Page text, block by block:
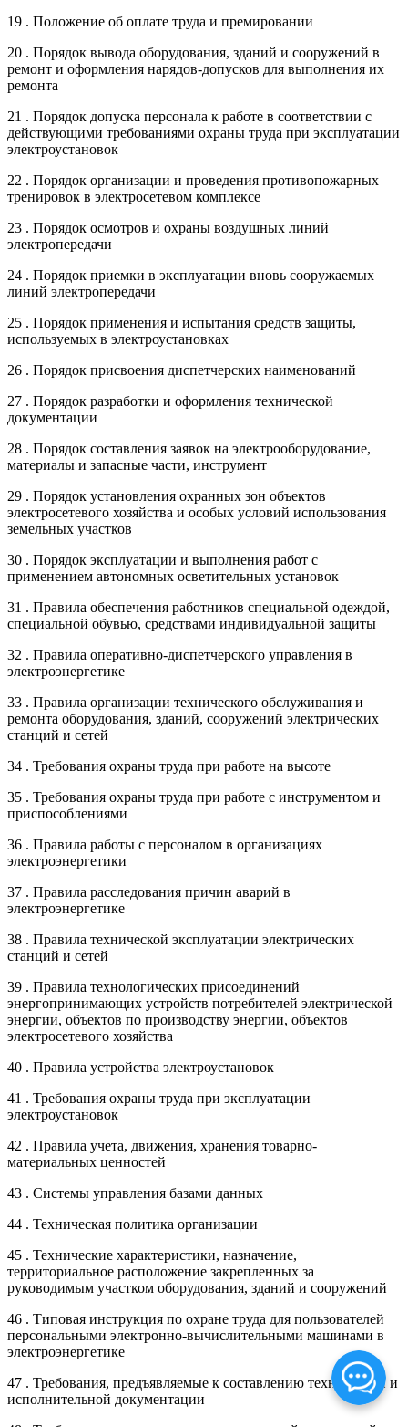
19 . Положение об оплате труда и премировании
20 . Порядок вывода оборудования, зданий и сооружений в
ремонт и оформления нарядов-допусков для выполнения их
ремонта
21 . Порядок допуска персонала к работе в соответствии с
действующими требованиями охраны труда при эксплуатации
электроустановок
22 . Порядок организации и проведения противопожарных
тренировок в электросетевом комплексе
23 . Порядок осмотров и охраны воздушных линий
электропередачи
24 . Порядок приемки в эксплуатации вновь сооружаемых
линий электропередачи
25 . Порядок применения и испытания средств защиты,
используемых в электроустановках
26 . Порядок присвоения диспетчерских наименований
27 . Порядок разработки и оформления технической
документации
28 . Порядок составления заявок на электрооборудование,
материалы и запасные части, инструмент
29 . Порядок установления охранных зон объектов
электросетевого хозяйства и особых условий использования
земельных участков
30 . Порядок эксплуатации и выполнения работ с
применением автономных осветительных установок
31 . Правила обеспечения работников специальной одеждой,
специальной обувью, средствами индивидуальной защиты
32 . Правила оперативно-диспетчерского управления в
электроэнергетике
33 . Правила организации технического обслуживания и
ремонта оборудования, зданий, сооружений электрических
станций и сетей
34 . Требования охраны труда при работе на высоте
35 . Требования охраны труда при работе с инструментом и
приспособлениями
36 . Правила работы с персоналом в организациях
электроэнергетики
37 . Правила расследования причин аварий в
электроэнергетике
38 . Правила технической эксплуатации электрических
станций и сетей
39 . Правила технологических присоединений
энергопринимающих устройств потребителей электрической
энергии, объектов по производству энергии, объектов
электросетевого хозяйства
40 . Правила устройства электроустановок
41 . Требования охраны труда при эксплуатации
электроустановок
42 . Правила учета, движения, хранения товарно-
материальных ценностей
43 . Системы управления базами данных
44 . Техническая политика организации
45 . Технические характеристики, назначение,
территориальное расположение закрепленных за
руководимым участком оборудования, зданий и сооружений
46 . Типовая инструкция по охране труда для пользователей
персональными электронно-вычислительными машинами в
электроэнергетике
47 . Требования, предъявляемые к составлению технической и
исполнительной документации